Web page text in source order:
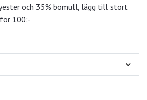
och 35% bomull, lägg till stort
100:-